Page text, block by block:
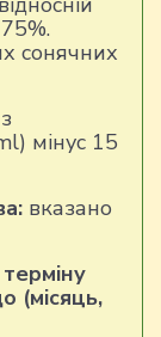
сонячних
мінус 15
вказано
(місяць,